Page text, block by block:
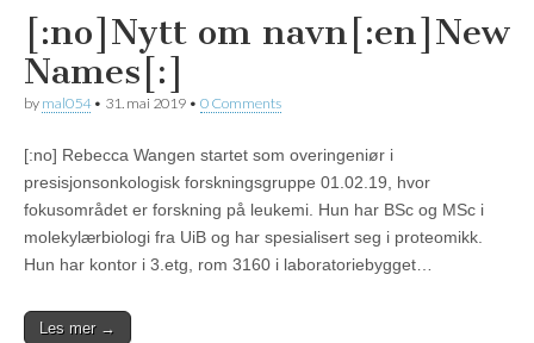
[:no]Nytt om navn[:en]New
Names[:]
by mal054• 31. mai 2019 • 0 Comments
[:no] Rebecca Wangen startet som overingeniør i
presisjonsonkologisk forskningsgruppe 01.02.19, hvor
fokusområdet er forskning på leukemi. Hun har BSc og MSc i
molekylærbiologi fra UiB og har spesialisert seg i proteomikk.
Hun har kontor i 3.etg, rom 3160 i laboratoriebygget…
Les mer →